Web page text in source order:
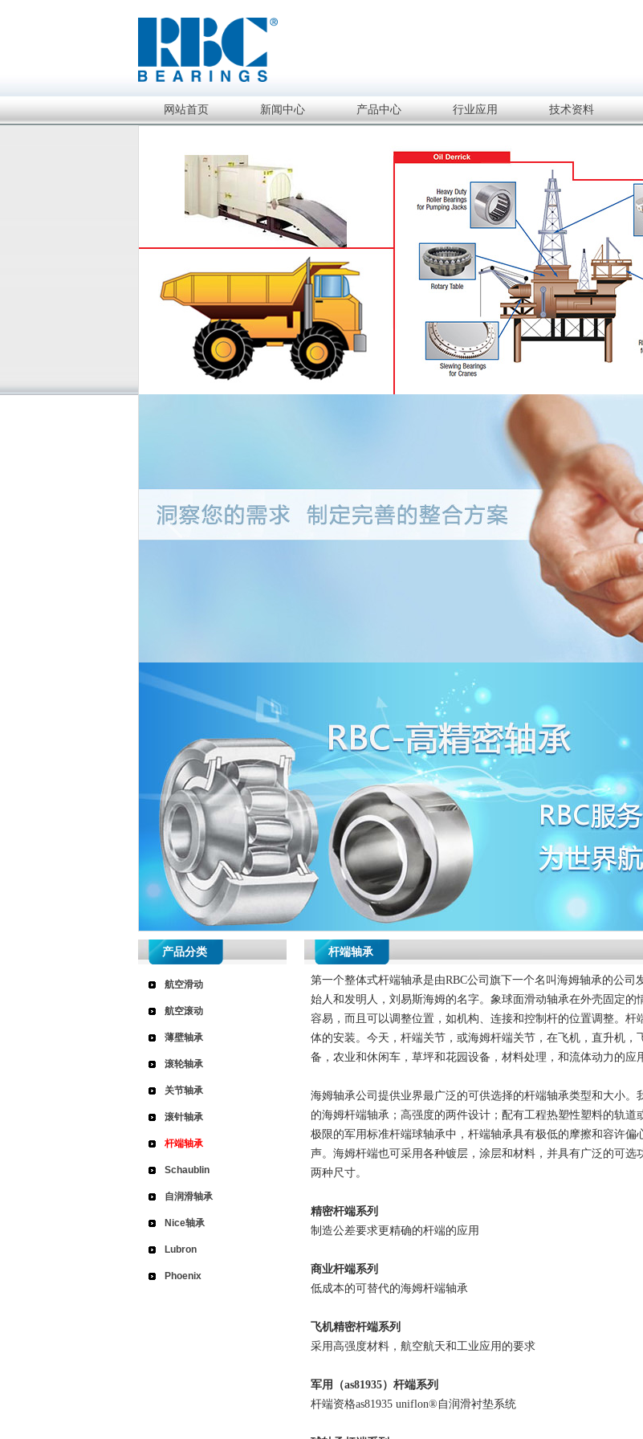
网站首页 新闻中心 产品中心 行业应用 技术资料
产品分类
航空滑动
航空滚动
薄壁轴承
滚轮轴承
关节轴承
滚针轴承
杆端轴承
Schaublin
自润滑轴承
Nice轴承
Lubron
Phoenix
杆端轴承
第一个整体式杆端轴承是由RBC公司旗下一个名叫海姆轴承的公司
始人和发明人，刘易斯海姆的名字。象球面滑动轴承在外壳固定
容易，而且可以调整位置，如机构、连接和控制杆的位置调整。
体的安装。今天，杆端关节，或海姆杆端关节，在飞机，直升机
备，农业和休闲车，草坪和花园设备，材料处理，和流体动力的应
海姆轴承公司提供业界最广泛的可供选择的杆端轴承类型和大小
的海姆杆端轴承；高强度的两件设计；配有工程热塑性塑料的轨道
极限的军用标准杆端球轴承中，杆端轴承具有极低的摩擦和容许
声。海姆杆端也可采用各种镀层，涂层和材料，并具有广泛的可
两种尺寸。
精密杆端系列
制造公差要求更精确的杆端的应用
商业杆端系列
低成本的可替代的海姆杆端轴承
飞机精密杆端系列
采用高强度材料，航空航天和工业应用的要求
军用（as81935）杆端系列
杆端资格as81935 uniflon® 自润滑衬垫系统